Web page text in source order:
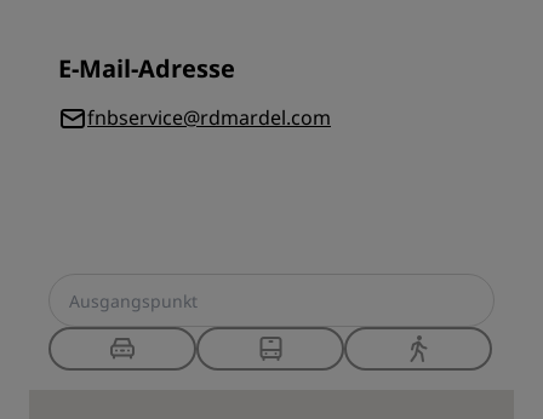
E-Mail-Adresse
fnbservice@rdmardel.com